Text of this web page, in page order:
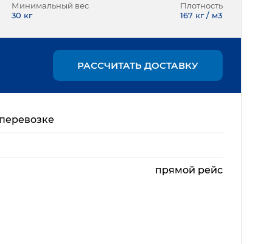
Минимальный вес
30 кг
Плотность
167 кг / м3
РАССЧИТАТЬ ДОСТАВКУ
прямой рейс